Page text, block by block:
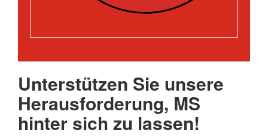
Unterstützen Sie unsere
Herausforderung, MS
hinter sich zu lassen!